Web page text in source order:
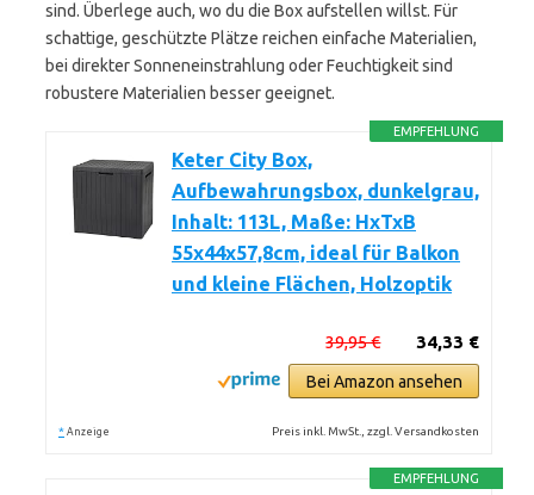
sind. Überlege auch, wo du die Box aufstellen willst. Für
schattige, geschützte Plätze reichen einfache Materialien,
bei direkter Sonneneinstrahlung oder Feuchtigkeit sind
robustere Materialien besser geeignet.
EMPFEHLUNG
Keter City Box,
Aufbewahrungsbox, dunkelgrau,
Inhalt: 113L, Maße: HxTxB
55x44x57,8cm, ideal für Balkon
und kleine Flächen, Holzoptik
34,33 €
39,95 €
Bei Amazon ansehen
* Anzeige Preis inkl. MwSt., zzgl. Versandkosten
EMPFEHLUNG